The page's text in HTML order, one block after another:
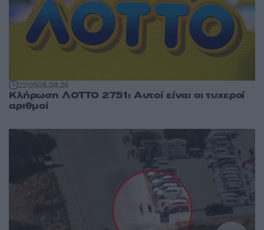
22:0508.08.26
Κλήρωση ΛΟΤΤΟ 2751: Αυτοί είναι οι τυχεροί
αριθμοί